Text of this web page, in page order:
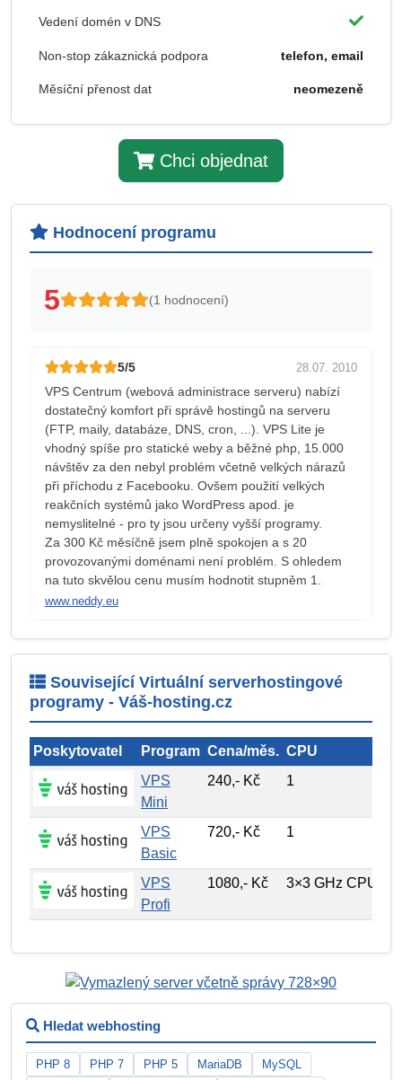
Vedení domén v DNS
Non-stop zákaznická podpora telefon, email
Měsíční přenost dat neomezeně
Chci objednat
Hodnocení programu
5 (1 hodnocení)
5/5 28.07. 2010
VPS Centrum (webová administrace serveru) nabízí
dostatečný komfort při správě hostingů na serveru
(FTP, maily, databáze, DNS, cron, ...). VPS Lite je
vhodný spíše pro statické weby a běžné php, 15.000
návštěv za den nebyl problém včetně velkých nárazů
při příchodu z Facebooku. Ovšem použití velkých
reakčních systémů jako WordPress apod. je
nemyslitelné - pro ty jsou určeny vyšší programy.
Za 300 Kč měsíčně jsem plně spokojen a s 20
provozovanými doménami není problém. S ohledem
na tuto skvělou cenu musím hodnotit stupněm 1.
www.neddy.eu
Související Virtuální serverhostingové
programy - Váš-hosting.cz
Poskytovatel Program Cena/měs. CPU
VPS
Mini
240,- Kč 1
VPS
Basic
720,- Kč 1
VPS
Profi
1080,- Kč 3×3 GHz CPU
Hledat webhosting
PHP 8 PHP 7 PHP 5 MariaDB
MySQL